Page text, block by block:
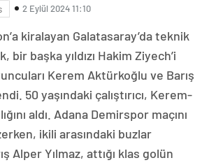
2 Eylül 2024 11:10
kiralayan Galatasaray’da teknik
başka yıldızı Hakim Ziyech’i
Kerem Aktürkoğlu ve Barış
50 yaşındaki çalıştırıcı, Kerem-
aldı. Adana Demirspor maçını
ikili arasındaki buzlar
Alper Yılmaz, attığı klas golün